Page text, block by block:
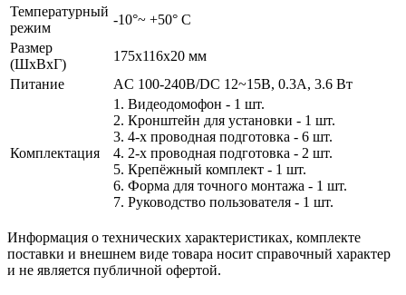
Температурный
режим
-10°~ +50° С
Размер
(ШxВxГ)
175х116х20 мм
Питание
AC 100-240В/DC 12~15В, 0.3А, 3.6 Вт
Комплектация
1. Видеодомофон - 1 шт.
2. Кронштейн для установки - 1 шт.
3. 4-х проводная подготовка - 6 шт.
4. 2-х проводная подготовка - 2 шт.
5. Крепёжный комплект - 1 шт.
6. Форма для точного монтажа - 1 шт.
7. Руководство пользователя - 1 шт.
Информация о технических характеристиках, комплекте
поставки и внешнем виде товара носит справочный характер
и не является публичной офертой.